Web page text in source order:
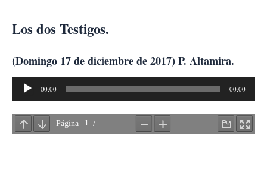
contenido
Los dos Testigos.
(Domingo 17 de diciembre de 2017) P. Altamira.
Reproductor
audio
00:00 00:00